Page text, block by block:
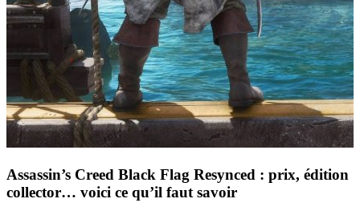
Assassin’s Creed Black Flag Resynced : prix, édition
collector… voici ce qu’il faut savoir